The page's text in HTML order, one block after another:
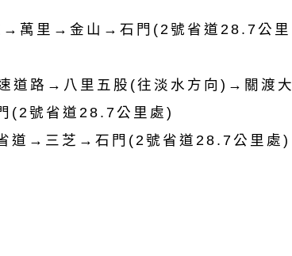
→萬里→金山→石門(2號省道28.7公里
道路→八里五股(往淡水方向)→關渡大
號省道28.7公里處)
→三芝→石門(2號省道28.7公里處)